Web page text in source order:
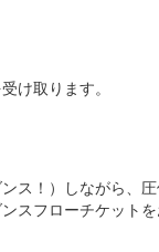
け取ります。
ス！）しながら、
スフローチケット